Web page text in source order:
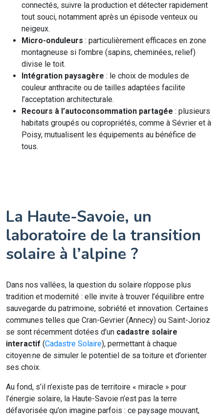
connectés, suivre la production et détecter rapidement
tout souci, notamment après un épisode venteux ou
neigeux.
Micro-onduleurs : particulièrement efficaces en zone
montagneuse si l’ombre (sapins, cheminées, relief)
divise le toit.
Intégration paysagère : le choix de modules de
couleur anthracite ou de tailles adaptées facilite
l’acceptation architecturale.
Recours à l’autoconsommation partagée : plusieurs
habitats groupés ou copropriétés, comme à Sévrier et à
Poisy, mutualisent les équipements au bénéfice de
tous.
La Haute-Savoie, un
laboratoire de la transition
solaire à l’alpine ?
Dans nos vallées, la question du solaire n’oppose plus
tradition et modernité : elle invite à trouver l’équilibre entre
sauvegarde du patrimoine, sobriété et innovation. Certaines
communes telles que Cran-Gevrier (Annecy) ou Saint-Jorioz
se sont récemment dotées d’un cadastre solaire
interactif (Cadastre Solaire), permettant à chaque
citoyen·ne de simuler le potentiel de sa toiture et d’orienter
ses choix.
Au fond, s’il n’existe pas de territoire « miracle » pour
l’énergie solaire, la Haute-Savoie n’est pas la terre
défavorisée qu’on imagine parfois : ce paysage mouvant,